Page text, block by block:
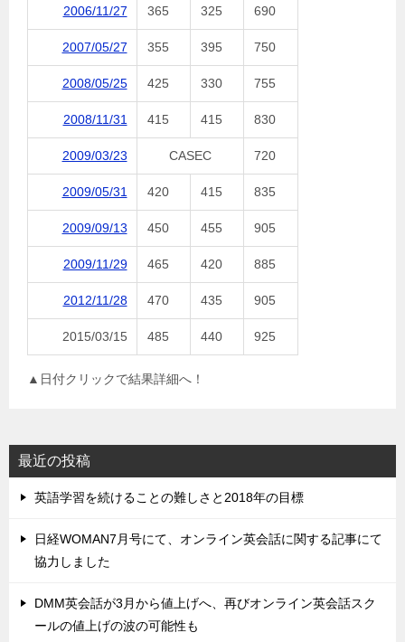
2006/11/27 365 325 690
2007/05/27 355 395 750
2008/05/25 425 330 755
2008/11/31 415 415 830
2009/03/23 CASEC 720
2009/05/31 420 415 835
2009/09/13 450 455 905
2009/11/29 465 420 885
2012/11/28 470 435 905
2015/03/15 485 440 925
▲日付クリックで結果詳細へ！
最近の投稿
英語学習を続けることの難しさと2018年の目標
日経WOMAN7月号にて、オンライン英会話に関する記事にて
協力しました
DMM英会話が3月から値上げへ、再びオンライン英会話スク
ールの値上げの波の可能性も